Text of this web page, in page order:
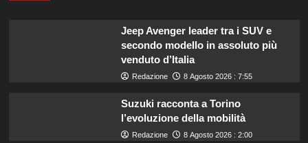
Jeep Avenger leader tra i SUV e
secondo modello in assoluto più
venduto d’Italia
Redazione 8 Agosto 2026 : 7:55
Suzuki racconta a Torino
l’evoluzione della mobilità
Redazione 8 Agosto 2026 : 2:00